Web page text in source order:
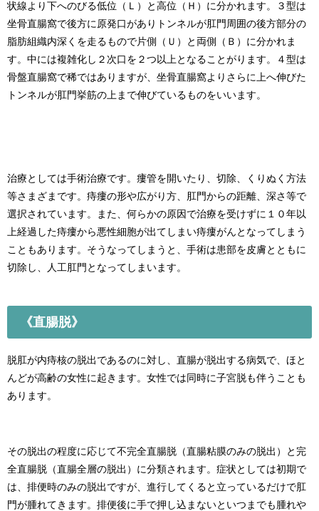
状線より下へのびる低位（Ｌ）と高位（Ｈ）に分かれます。３型は
坐骨直腸窩で後方に原発口がありトンネルが肛門周囲の後方部分の
脂肪組織内深くを走るもので片側（Ｕ）と両側（Ｂ）に分かれま
す。中には複雑化し２次口を２つ以上となることがります。４型は
骨盤直腸窩で稀ではありますが、坐骨直腸窩よりさらに上へ伸びた
トンネルが肛門挙筋の上まで伸びているものをいいます。
治療としては手術治療です。瘻管を開いたり、切除、くりぬく方法
等さまざまです。痔瘻の形や広がり方、肛門からの距離、深さ等で
選択されています。また、何らかの原因で治療を受けずに１０年以
上経過した痔瘻から悪性細胞が出てしまい痔瘻がんとなってしまう
こともあります。そうなってしまうと、手術は患部を皮膚とともに
切除し、人工肛門となってしまいます。
《直腸脱》
脱肛が内痔核の脱出であるのに対し、直腸が脱出する病気で、ほと
んどが高齢の女性に起きます。女性では同時に子宮脱も伴うことも
あります。
その脱出の程度に応じて不完全直腸脱（直腸粘膜のみの脱出）と完
全直腸脱（直腸全層の脱出）に分類されます。症状としては初期で
は、排便時のみの脱出ですが、進行してくると立っているだけで肛
門が腫れてきます。排便後に手で押し込まないといつまでも腫れや